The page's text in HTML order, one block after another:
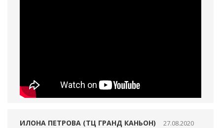
ИЛОНА ПЕТРОВА (ТЦ ГРАНД КАНЬОН) 27.08.2020